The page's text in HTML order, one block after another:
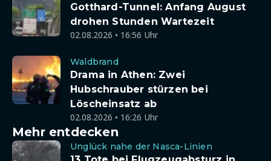
Gotthard-Tunnel: Anfang August
drohen Stunden Wartezeit
02.08.2026 • 16:56 Uhr
Waldbrand
Drama in Athen: Zwei
Hubschrauber stürzen bei
Löscheinsatz ab
02.08.2026 • 16:26 Uhr
Mehr entdecken
Unglück nahe der Nasca-Linien